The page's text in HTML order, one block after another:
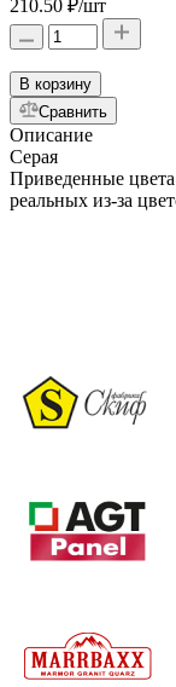
210.50 ₽/шт
В корзину
Сравнить
Описание
Серая
Приведенные цвета
реальных из-за